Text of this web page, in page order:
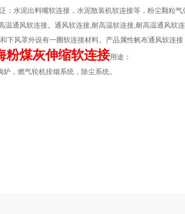
：水泥出料嘴软连接，水泥散装机软连接等，粉尘颗粒气
通风软连接。通风软连接,耐高温软连接,耐高温通风软
下风罩外设有一圈软连接材料。产品属性帆布通风软连
粉煤灰伸缩软连接用途：
，燃气轮机排烟系统，除尘系统。